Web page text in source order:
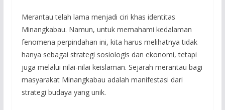
​Merantau telah lama menjadi ciri khas identitas
Minangkabau. Namun, untuk memahami kedalaman
fenomena perpindahan ini, kita harus melihatnya tidak
hanya sebagai strategi sosiologis dan ekonomi, tetapi
juga melalui nilai-nilai keislaman. Sejarah merantau bagi
masyarakat Minangkabau adalah manifestasi dari
strategi budaya yang unik.